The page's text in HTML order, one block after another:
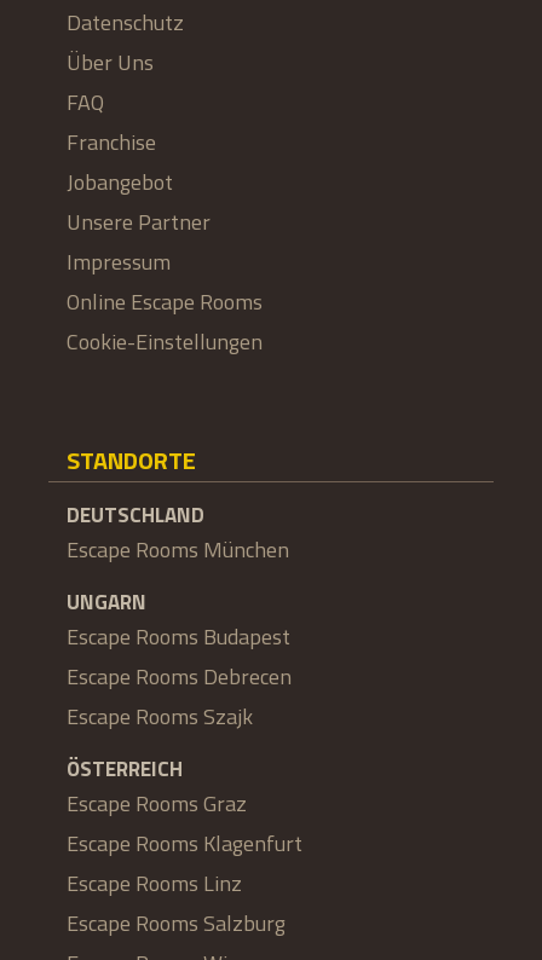
Datenschutz
Über Uns
FAQ
Franchise
Jobangebot
Unsere Partner
Impressum
Online Escape Rooms
Cookie-Einstellungen
STANDORTE
DEUTSCHLAND
Escape Rooms München
UNGARN
Escape Rooms Budapest
Escape Rooms Debrecen
Escape Rooms Szajk
ÖSTERREICH
Escape Rooms Graz
Escape Rooms Klagenfurt
Escape Rooms Linz
Escape Rooms Salzburg